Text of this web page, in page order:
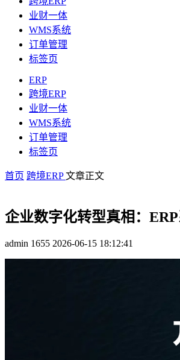
业财一体
WMS系统
订单管理
标签页
ERP
跨境ERP
业财一体
WMS系统
订单管理
标签页
首页 跨境ERP文章正文
企业数字化转型真相：
admin 1655 2026-06-15 18:12:41